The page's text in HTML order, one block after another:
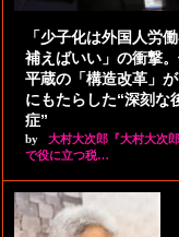
「少子化は外国人労
補えばいい」の衝撃
平蔵の「構造改革」
にもたらした“深刻な
症”
by
大村大次郎『大村大次
で役に立つ税…